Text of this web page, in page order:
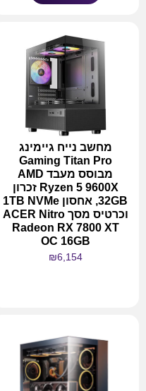
מחשב נייח גיימינג
Gaming Titan Pro
מבוסס מעבד AMD
Ryzen 5 9600X זכרון
32GB, אחסון 1TB NVMe
וכרטיס מסך ACER Nitro
Radeon RX 7800 XT
OC 16GB
₪6,154